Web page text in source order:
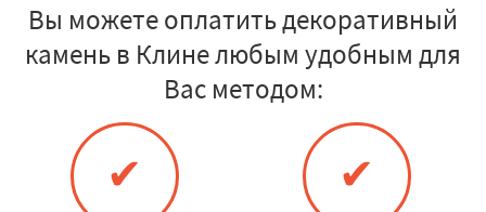
Вы можете оплатить декоративный
камень в Клине любым удобным для
Вас методом:
✔ ✔